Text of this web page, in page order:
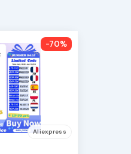
-70%
Aliexpress